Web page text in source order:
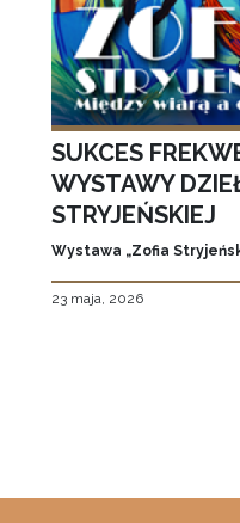
SUKCES
WYSTAWY
STRYJEŃSKIEJ
Wystawa „Zofia
23 maja, 2026